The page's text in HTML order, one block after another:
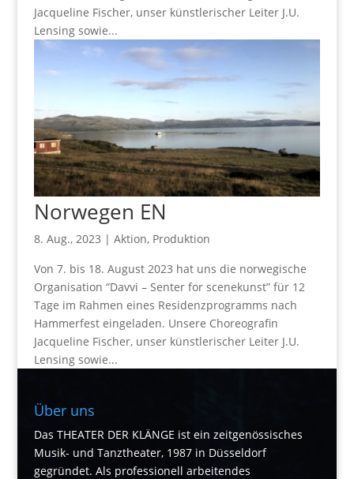
Jacqueline Fischer, unser künstlerischer Leiter J.U.
Lensing sowie...
Norwegen EN
8. Aug., 2023 | Aktion, Produktion
Von 7. bis 18. August 2023 hat uns die norwegische
Organisation “Davvi – Senter for scenekunst” für 12
Tage im Rahmen eines Residenzprogramms nach
Hammerfest eingeladen. Unsere Choreografin
Jacqueline Fischer, unser künstlerischer Leiter J.U.
Lensing sowie...
Über uns
Das THEATER DER KLÄNGE ist ein zeitgenössisches
Musik- und Tanztheater, 1987 in Düsseldorf
gegründet. Als professionell arbeitendes